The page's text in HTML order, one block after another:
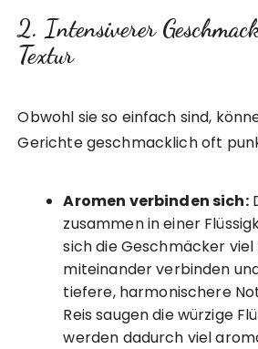
2. Intensiverer
Textur
Obwohl sie so einfach sind,
Gerichte geschmacklich oft
Aromen verbinden sich:
zusammen in einer
sich die Geschmäcker
miteinander verbinden
tiefere, harmonischere
Reis saugen die würzige
werden dadurch viel